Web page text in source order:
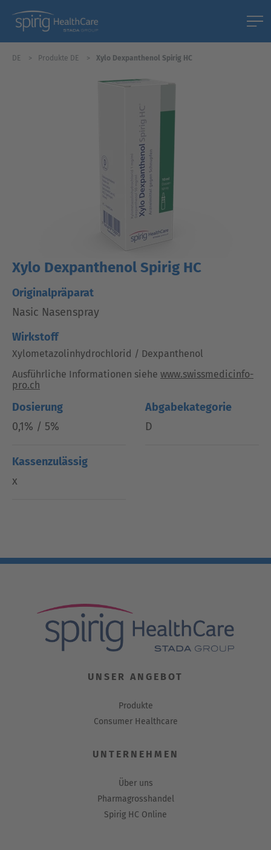
DE Produkte DE Xylo Dexpanthenol Spirig HC
Xylo Dexpanthenol Spirig HC
Originalpräparat
Nasic Nasenspray
Wirkstoff
Xylometazolinhydrochlorid / Dexpanthenol
Ausführliche Informationen siehe www.swissmedicinfo-
pro.ch
Dosierung
0,1% / 5%
Abgabekategorie
D
Kassenzulässig
x
UNSER ANGEBOT
Produkte
Consumer Healthcare
UNTERNEHMEN
Über uns
Pharmagrosshandel
Spirig HC Online